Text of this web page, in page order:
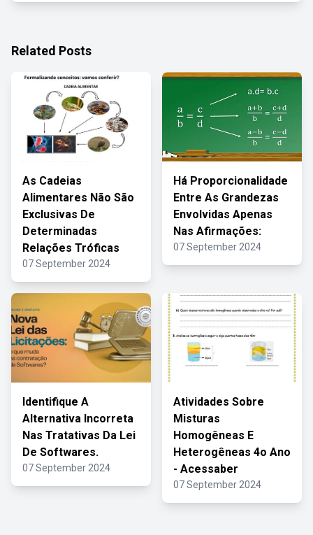
Related Posts
As Cadeias
Alimentares Não São
Exclusivas De
Determinadas
Relações Tróficas
07 September 2024
Há Proporcionalidade
Entre As Grandezas
Envolvidas Apenas
Nas Afirmações:
07 September 2024
Identifique A
Alternativa Incorreta
Nas Tratativas Da Lei
De Softwares.
07 September 2024
Atividades Sobre
Misturas
Homogêneas E
Heterogêneas 4o Ano
- Acessaber
07 September 2024